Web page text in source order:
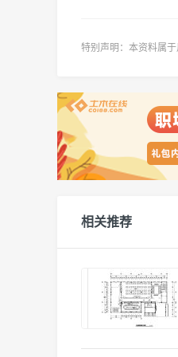
特别声明：本资料属
相关推荐